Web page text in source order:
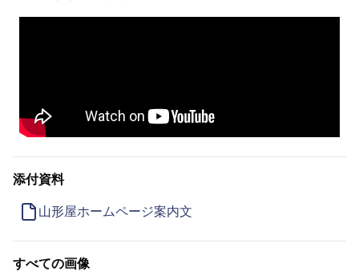
添付資料
山形屋ホームページ案内文
すべての画像